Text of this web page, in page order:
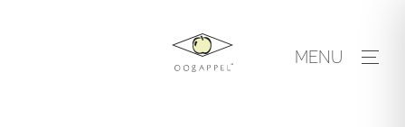
MENU